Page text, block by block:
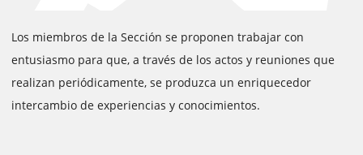
Los miembros de la Sección se proponen trabajar con
entusiasmo para que, a través de los actos y reuniones que
realizan periódicamente, se produzca un enriquecedor
intercambio de experiencias y conocimientos.